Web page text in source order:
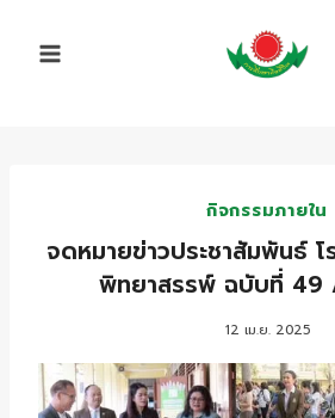
กิจกรรมภายใน
จดหมายข่าวประชาสัมพันธ์
พิทยาสรรพ์ ฉบับที่
12 เม.ย. 2025